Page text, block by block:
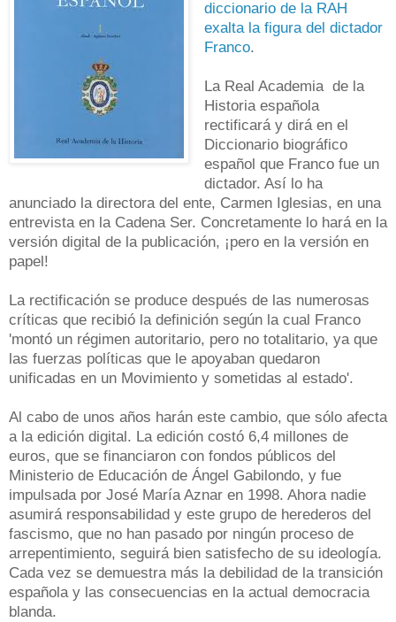
diccionario de la RAH
exalta la figura del dictador
Franco.
La Real Academia de la
Historia española
rectificará y dirá en el
Diccionario biográfico
español que Franco fue un
dictador. Así lo ha
anunciado la directora del ente, Carmen Iglesias, en una
entrevista en la Cadena Ser. Concretamente lo hará en la
versión digital de la publicación, ¡pero en la versión en
papel!
La rectificación se produce después de las numerosas
críticas que recibió la definición según la cual Franco
'montó un régimen autoritario, pero no totalitario, ya que
las fuerzas políticas que le apoyaban quedaron
unificadas en un Movimiento y sometidas al estado'.
Al cabo de unos años harán este cambio, que sólo afecta
a la edición digital. La edición costó 6,4 millones de
euros, que se financiaron con fondos públicos del
Ministerio de Educación de Ángel Gabilondo, y fue
impulsada por José María Aznar en 1998. Ahora nadie
asumirá responsabilidad y este grupo de herederos del
fascismo, que no han pasado por ningún proceso de
arrepentimiento, seguirá bien satisfecho de su ideología.
Cada vez se demuestra más la debilidad de la transición
española y las consecuencias en la actual democracia
blanda.